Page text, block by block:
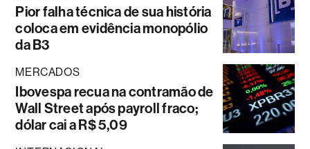
Pior falha técnica de sua história
coloca em evidência monopólio
da B3
MERCADOS
Ibovespa recua na contramão de
Wall Street após payroll fraco;
dólar cai a R$ 5,09